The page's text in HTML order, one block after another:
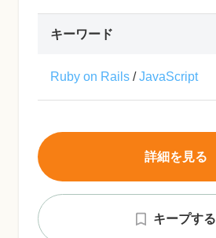
キーワード
Ruby on Rails /JavaScript
キープする
詳細を見る